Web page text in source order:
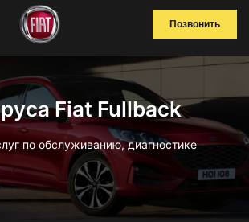
Позвонить
Fiat Fullback
по обслуживанию, диагностике